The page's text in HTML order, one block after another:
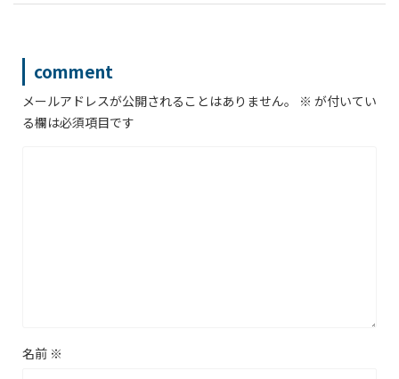
comment
メールアドレスが公開されることはありません。 ※ が付いてい
る欄は必須項目です
名前 ※